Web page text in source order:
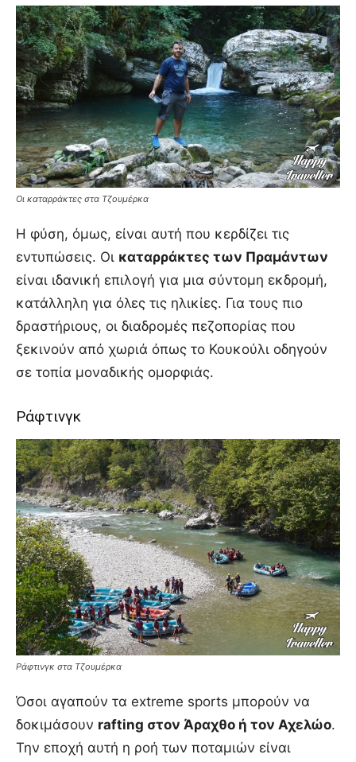
Οι καταρράκτες στα Τζουμέρκα
Η φύση, όμως, είναι αυτή που κερδίζει τις
εντυπώσεις. Οι καταρράκτες των Πραμάντων
είναι ιδανική επιλογή για μια σύντομη εκδρομή,
κατάλληλη για όλες τις ηλικίες. Για τους πιο
δραστήριους, οι διαδρομές πεζοπορίας που
ξεκινούν από χωριά όπως το Κουκούλι οδηγούν
σε τοπία μοναδικής ομορφιάς.
Ράφτινγκ
Ράφτινγκ στα Τζουμέρκα
Όσοι αγαπούν τα extreme sports μπορούν να
δοκιμάσουν rafting στον Άραχθο ή τον Αχελώο.
Την εποχή αυτή η ροή των ποταμιών είναι